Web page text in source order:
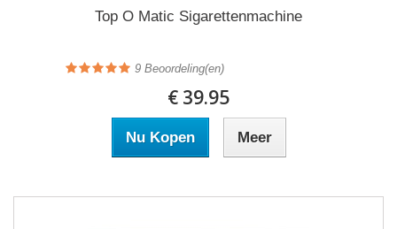
Top O Matic Sigarettenmachine
9 Beoordeling(en)
€ 39.95
Nu Kopen Meer